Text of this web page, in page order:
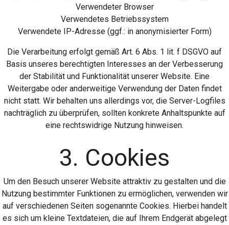
Verwendeter Browser
Verwendetes Betriebssystem
Verwendete IP-Adresse (ggf.: in anonymisierter Form)
Die Verarbeitung erfolgt gemäß Art. 6 Abs. 1 lit. f DSGVO auf
Basis unseres berechtigten Interesses an der Verbesserung
der Stabilität und Funktionalität unserer Website. Eine
Weitergabe oder anderweitige Verwendung der Daten findet
nicht statt. Wir behalten uns allerdings vor, die Server-Logfiles
nachträglich zu überprüfen, sollten konkrete Anhaltspunkte auf
eine rechtswidrige Nutzung hinweisen.
3. Cookies
Um den Besuch unserer Website attraktiv zu gestalten und die
Nutzung bestimmter Funktionen zu ermöglichen, verwenden wir
auf verschiedenen Seiten sogenannte Cookies. Hierbei handelt
es sich um kleine Textdateien, die auf Ihrem Endgerät abgelegt